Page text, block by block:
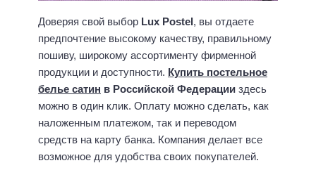
Доверяя свой выбор Lux Postel, вы отдаете
предпочтение высокому качеству, правильному
пошиву, широкому ассортименту фирменной
продукции и доступности. Купить постельное
белье сатин в Российской Федерации здесь
можно в один клик. Оплату можно сделать, как
наложенным платежом, так и переводом
средств на карту банка. Компания делает все
возможное для удобства своих покупателей.